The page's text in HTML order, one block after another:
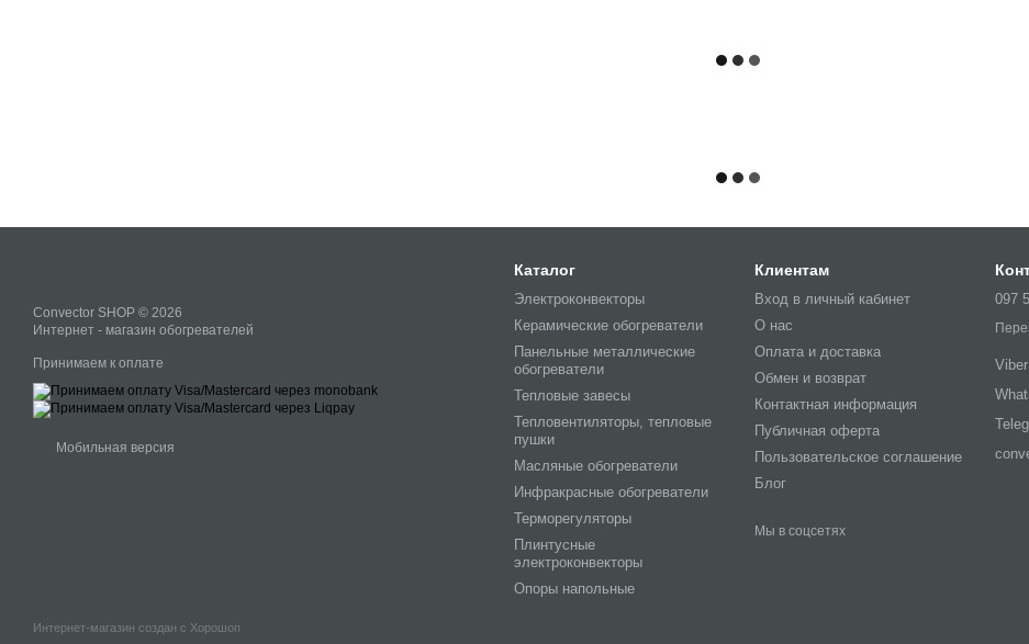
Convector SHOP © 2026
Интернет - магазин обогревателей
Принимаем к оплате
Мобильная версия
Интернет-магазин создан с Хорошоп
Каталог
Электроконвекторы
Керамические обогреватели
Панельные металлические
обогреватели
Тепловые завесы
Тепловентиляторы, тепловые
пушки
Масляные обогреватели
Инфракрасные обогреватели
Терморегуляторы
Плинтусные
электроконвекторы
Опоры напольные
Клиентам
Вход в личный кабинет
О нас
Оплата и доставка
Обмен и возврат
Контактная информация
Публичная оферта
Пользовательское соглашение
Блог
Мы в соцсетях
097